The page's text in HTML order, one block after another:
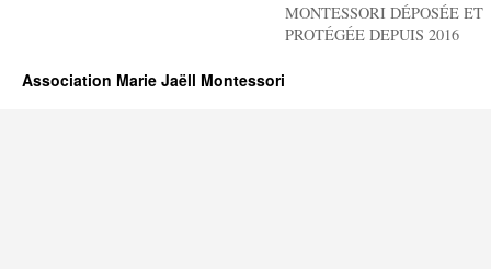
MONTESSORI DÉPOSÉE ET
PROTÉGÉE DEPUIS 2016
Association Marie Jaëll Montessori